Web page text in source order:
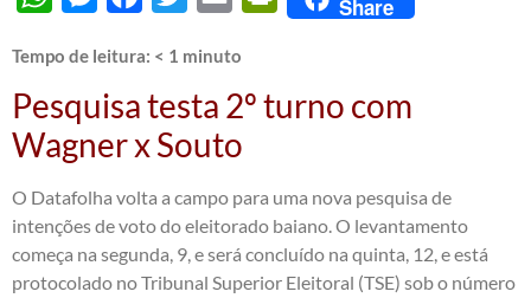
Share
Tempo de leitura: < 1 minuto
Pesquisa testa 2º turno com
Wagner x Souto
O Datafolha volta a campo para uma nova pesquisa de
intenções de voto do eleitorado baiano. O levantamento
começa na segunda, 9, e será concluído na quinta, 12, e está
protocolado no Tribunal Superior Eleitoral (TSE) sob o número